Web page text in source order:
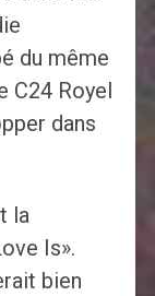
du même
C24 Royel
dans
la
Is».
bien